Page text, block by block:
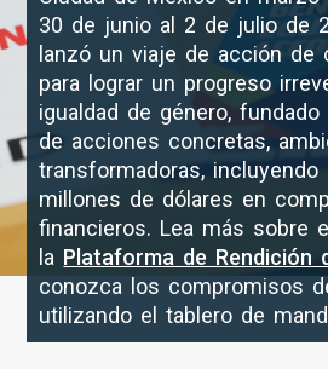
30 de junio al 2 de julio de
lanzó un viaje de acción de
para lograr un progreso
igualdad de género,
de acciones concretas,
transformadoras, incluyendo
millones de dólares en
financieros. Lea más sobre
la Plataforma de Rendición
conozca los compromisos
utilizando el tablero de